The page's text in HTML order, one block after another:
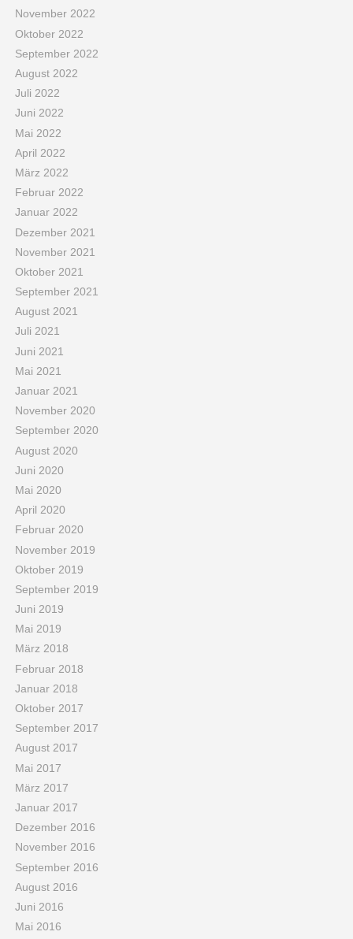
November 2022
Oktober 2022
September 2022
August 2022
Juli 2022
Juni 2022
Mai 2022
April 2022
März 2022
Februar 2022
Januar 2022
Dezember 2021
November 2021
Oktober 2021
September 2021
August 2021
Juli 2021
Juni 2021
Mai 2021
Januar 2021
November 2020
September 2020
August 2020
Juni 2020
Mai 2020
April 2020
Februar 2020
November 2019
Oktober 2019
September 2019
Juni 2019
Mai 2019
März 2018
Februar 2018
Januar 2018
Oktober 2017
September 2017
August 2017
Mai 2017
März 2017
Januar 2017
Dezember 2016
November 2016
September 2016
August 2016
Juni 2016
Mai 2016